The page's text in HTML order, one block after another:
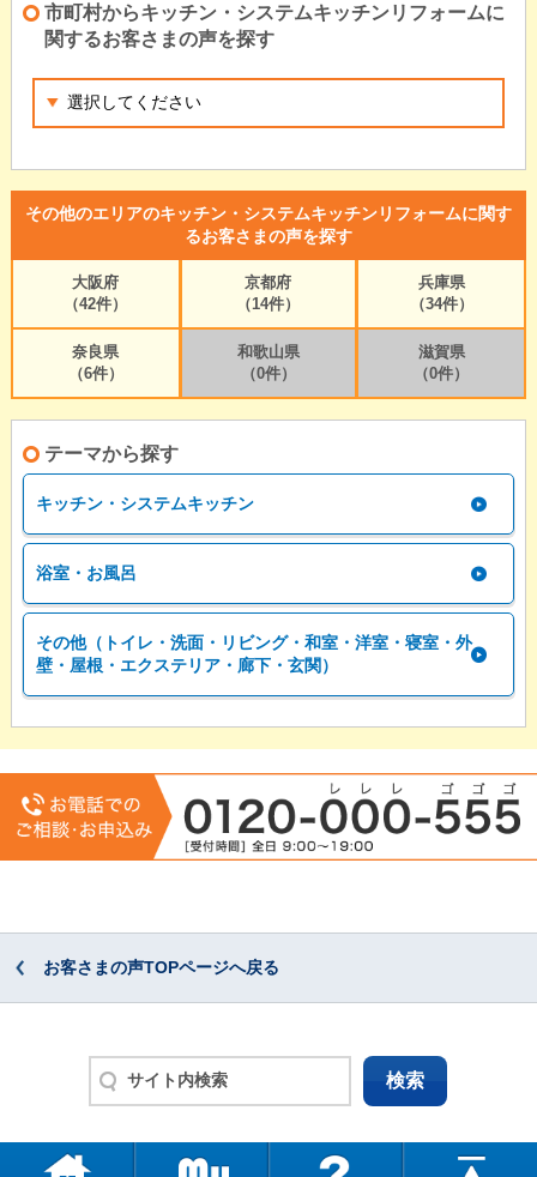
市町村からキッチン・システムキッチンリフォームに
関するお客さまの声を探す
その他のエリアのキッチン・システムキッチンリフォームに関す
るお客さまの声を探す
大阪府
（42件）
京都府
（14件）
兵庫県
（34件）
奈良県
（6件）
和歌山県
（0件）
滋賀県
（0件）
テーマから探す
キッチン・システムキッチン
浴室・お風呂
その他（トイレ・洗面・リビング・和室・洋室・寝室・外
壁・屋根・エクステリア・廊下・玄関）
お客さまの声TOPページへ戻る